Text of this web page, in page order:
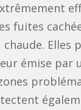
fuites
chaude. Elles
émise par